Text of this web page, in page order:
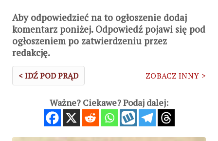
Aby odpowiedzieć na to ogłoszenie dodaj
komentarz poniżej. Odpowiedź pojawi się pod
ogłoszeniem po zatwierdzeniu przez
redakcję.
< IDŹ POD PRĄD ZOBACZ INNY >
Ważne? Ciekawe? Podaj dalej: